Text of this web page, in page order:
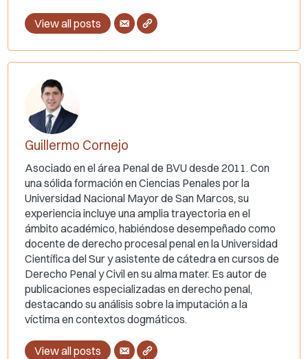
View all posts
Guillermo Cornejo
Asociado en el área Penal de BVU desde 2011. Con
una sólida formación en Ciencias Penales por la
Universidad Nacional Mayor de San Marcos, su
experiencia incluye una amplia trayectoria en el
ámbito académico, habiéndose desempeñado como
docente de derecho procesal penal en la Universidad
Científica del Sur y asistente de cátedra en cursos de
Derecho Penal y Civil en su alma mater. Es autor de
publicaciones especializadas en derecho penal,
destacando su análisis sobre la imputación a la
víctima en contextos dogmáticos.
View all posts